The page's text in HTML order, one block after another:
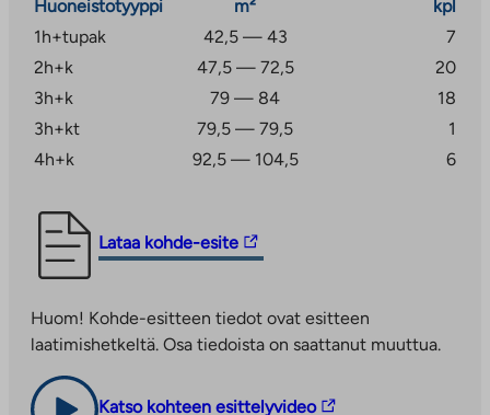
Helsingissä
Kivikko on viihtyisä Mellunkylän kaupunginosan
asuinalue, jossa asuu noin 5000 asukasta.
Perheystävällinen ja luonteikas Itä-Helsingissä
sijaitseva kerros- ja rivitaloasuinalue tarjoaa puitteet
sujuvaan arkeen ja harrastamiseen. Alue on
hienoja avokallioita pyritään rakentamisesta huolimatta
säilyttämään mahdollisimman paljon.
Noin kilometrin säteellä löytyy mm. päiväkoteja,
peruskoulu, leikkipuistoja, ruokakauppa ja Kivikon
liikuntapuisto. Upeat ulkoilumaastot, leikkipuistot,
mahdollisuuden monipuoliseen liikkumiseen ja
Huoneistotyyppi m²
kpl
1h+tupak
42,5 — 43
7
2h+k
47,5 — 72,5
20
3h+k
79 — 84
18
3h+kt
79,5 — 79,5
1
4h+k
92,5 — 104,5 6
Lataa kohde-esite
Linkki
vie
palveluun.
Linkki
uuteen
Huom! Kohde-esitteen tiedot ovat esitteen
laatimishetkeltä. Osa tiedoista on saattanut muuttua.
Katso kohteen esittelyvideo
Linkki